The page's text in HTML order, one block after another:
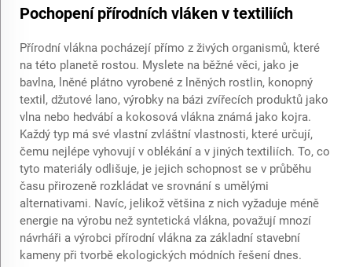
Pochopení přírodních vláken v textiliích
Přírodní vlákna pocházejí přímo z živých organismů, které
na této planetě rostou. Myslete na běžné věci, jako je
bavlna, lněné plátno vyrobené z lněných rostlin, konopný
textil, džutové lano, výrobky na bázi zvířecích produktů jako
vlna nebo hedvábí a kokosová vlákna známá jako kojra.
Každý typ má své vlastní zvláštní vlastnosti, které určují,
čemu nejlépe vyhovují v oblékání a v jiných textiliích. To, co
tyto materiály odlišuje, je jejich schopnost se v průběhu
času přirozeně rozkládat ve srovnání s umělými
alternativami. Navíc, jelikož většina z nich vyžaduje méně
energie na výrobu než syntetická vlákna, považují mnozí
návrháři a výrobci přírodní vlákna za základní stavební
kameny při tvorbě ekologických módních řešení dnes.